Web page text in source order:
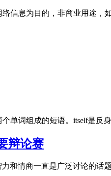
息为目的，非商业用途，
个单词组成的短语。itself是
辩论赛
和情商一直是广泛讨论的